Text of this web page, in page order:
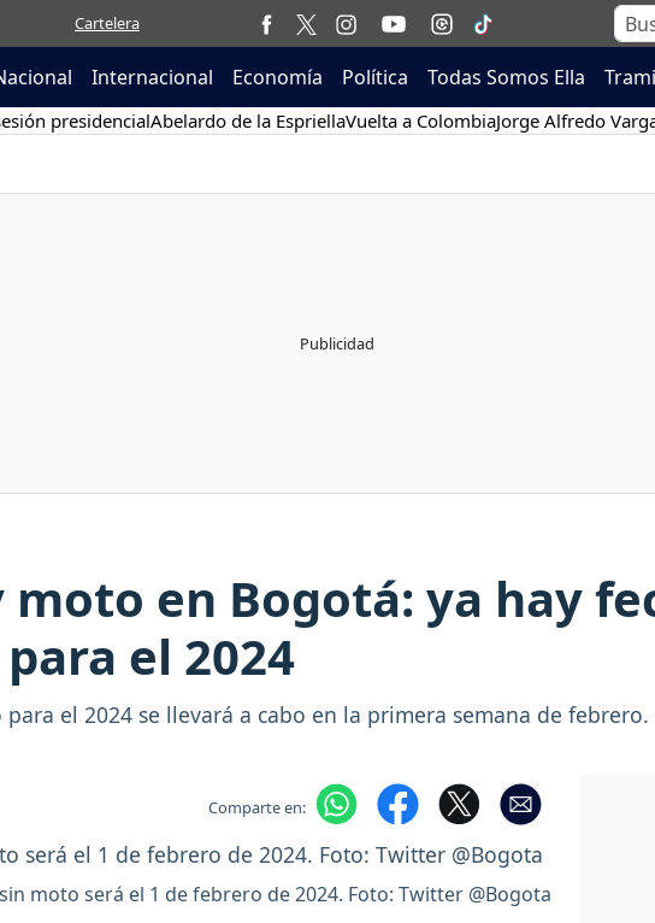
Cartelera
Internacional Economía Política Todas Somos Ella
presidencialAbelardo de la EspriellaVuelta a ColombiaJorge Alfredo
moto en Bogotá: ya hay
el 2024
el 2024 se llevará a cabo en la primera semana de febrero.
Comparte en:
moto será el 1 de febrero de 2024. Foto: Twitter @Bogota